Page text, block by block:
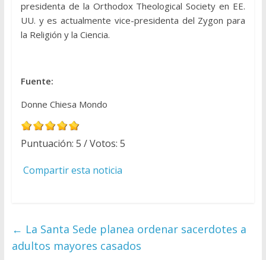
presidenta de la Orthodox Theological Society en EE.
UU. y es actualmente vice-presidenta del Zygon para
la Religión y la Ciencia.
Fuente:
Donne Chiesa Mondo
Puntuación: 5 / Votos: 5
Compartir esta noticia
← La Santa Sede planea ordenar sacerdotes a
adultos mayores casados